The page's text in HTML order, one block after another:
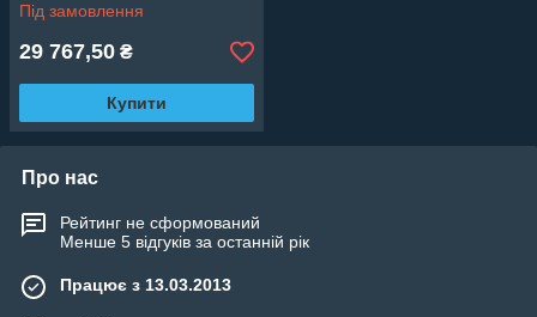
Під замовлення
29 767,50 ₴
Купити
Про нас
Рейтинг не сформований
Менше 5 відгуків за останній рік
Працює з 13.03.2013